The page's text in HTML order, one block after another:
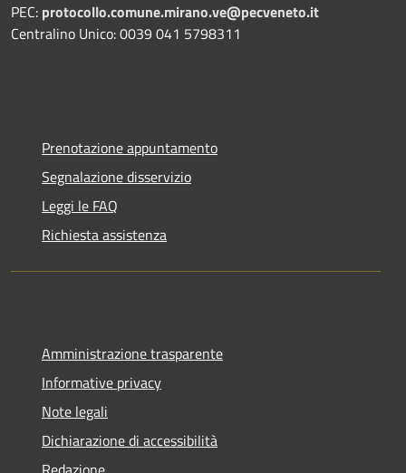
PEC: protocollo.comune.mirano.ve@pecveneto.it
Centralino Unico: 0039 041 5798311
Prenotazione appuntamento
Segnalazione disservizio
Leggi le FAQ
Richiesta assistenza
Amministrazione trasparente
Informative privacy
Note legali
Dichiarazione di accessibilità